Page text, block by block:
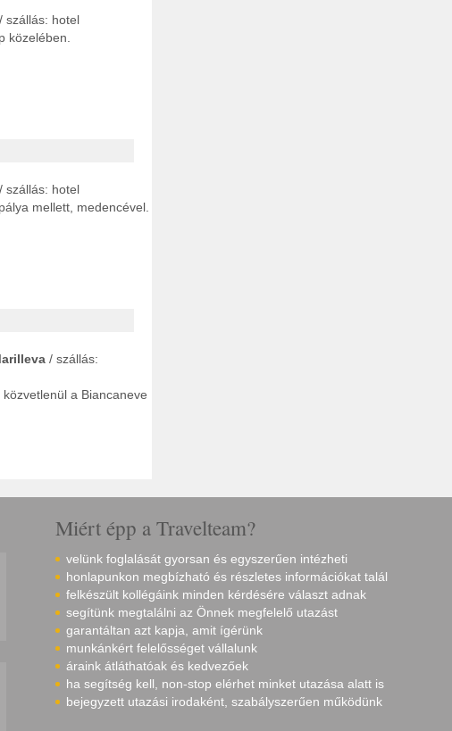
/ szállás: hotel
közelében.
/ szállás: hotel
mellett, medencével.
/ szállás:
a Biancaneve
Miért épp a Travelteam?
velünk foglalását gyorsan és egyszerűen intézheti
honlapunkon megbízható és részletes információkat talál
felkészült kollégáink minden kérdésére választ adnak
segítünk megtalálni az Önnek megfelelő utazást
garantáltan azt kapja, amit ígérünk
munkánkért felelősséget vállalunk
áraink átláthatóak és kedvezőek
ha segítség kell, non-stop elérhet minket utazása alatt is
bejegyzett utazási irodaként, szabályszerűen működünk